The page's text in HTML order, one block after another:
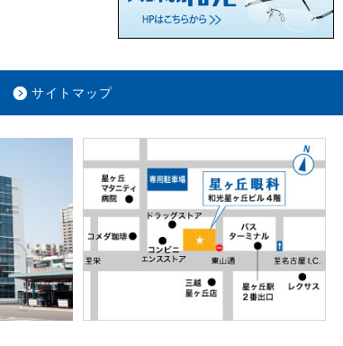
サイトマップ